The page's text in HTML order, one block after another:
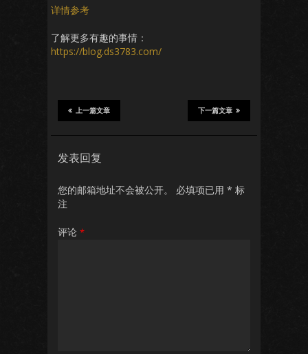
详情参考
了解更多有趣的事情：
https://blog.ds3783.com/
下一篇文章
上一篇文章
发表回复
您的邮箱地址不会被公开。 必填项已用 * 标
注
评论 *